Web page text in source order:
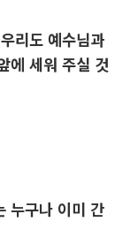
리도 예수님과
에 세워 주실 것
누구나 이미 간